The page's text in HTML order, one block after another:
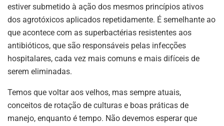
estiver submetido à ação dos mesmos princípios ativos
dos agrotóxicos aplicados repetidamente. É semelhante ao
que acontece com as superbactérias resistentes aos
antibióticos, que são responsáveis pelas infecções
hospitalares, cada vez mais comuns e mais difíceis de
serem eliminadas.
Temos que voltar aos velhos, mas sempre atuais,
conceitos de rotação de culturas e boas práticas de
manejo, enquanto é tempo. Não devemos esperar que